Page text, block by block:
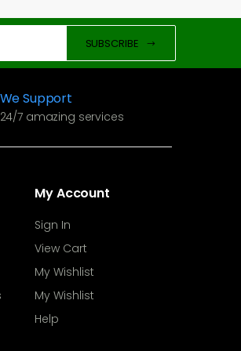
SUBSCRIBE
We Support
24/7 amazing services
My Account
Sign In
View Cart
My Wishlist
My Wishlist
Help